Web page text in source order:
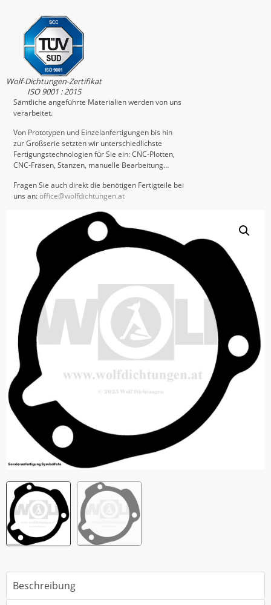
Wolf-Dichtungen-Zertifikat
ISO 9001 : 2015
Sämtliche angeführte Materialien werden von uns
verarbeitet.
Von Prototypen und Einzelanfertigungen bis hin
zur Großserie setzten wir unterschiedlichste
Fertigungstechnologien für Sie ein: CNC-Plotten,
CNC-Fräsen, Stanzen, manuelle Bearbeitung…
Fragen Sie auch direkt die benötigen Fertigteile bei
uns an:office@wolfdichtungen.at
Beschreibung